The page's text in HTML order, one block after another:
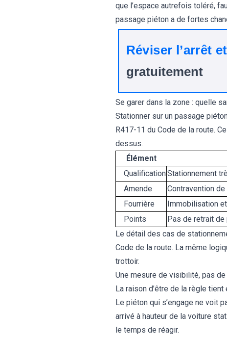
que l’espace autrefois toléré,
passage piéton a de fortes
Réviser l’arrêt
gratuitement
Se garer dans la zone : quelle
Stationner sur un passage
R417-11 du Code de la route.
dessus.
Élément
QualificationStationnement
Amende
Contravention
Fourrière
Immobilisation
Points
Pas de retrait
Le détail des cas de
Code de la route. La même
trottoir.
Une mesure de visibilité, pas
La raison d’être de la règle
Le piéton qui s’engage ne voit
arrivé à hauteur de la voiture
le temps de réagir.